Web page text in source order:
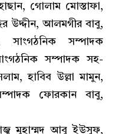
গোলাম মোস্তাফা,
উদ্দীন, আলমগীর বাবু,
সম্পাদক
সম্পাদক সহ-
হাবিব উল্লা মামুন,
ফোরকান বাবু,
মুহাম্মদ আবু ইউসুফ,